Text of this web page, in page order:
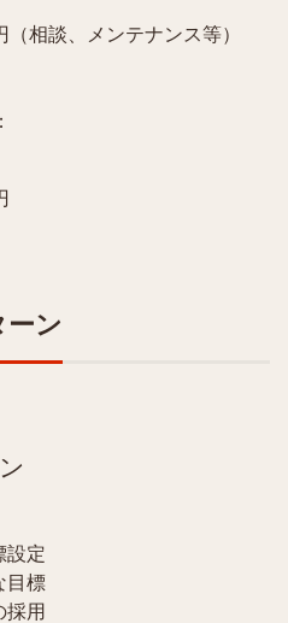
相談、メンテナンス等）
：
ーン
設定
目標
採用